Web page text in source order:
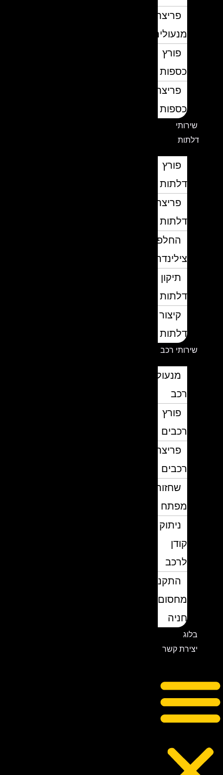
פריצת
מנעולים
פורץ
כספות
פריצת
כספות
שירותי
דלתות
פורץ
דלתות
פריצת
דלתות
החלפת
צילינדרים
תיקון
דלתות
קיצור
דלתות
שירותי רכב
מנעולן
פורץ
רכבים
פריצת
רכבים
שחזור
מפתח
ניתוק
לרכב
התקנת
מחסום
חניה
יצירת קשר